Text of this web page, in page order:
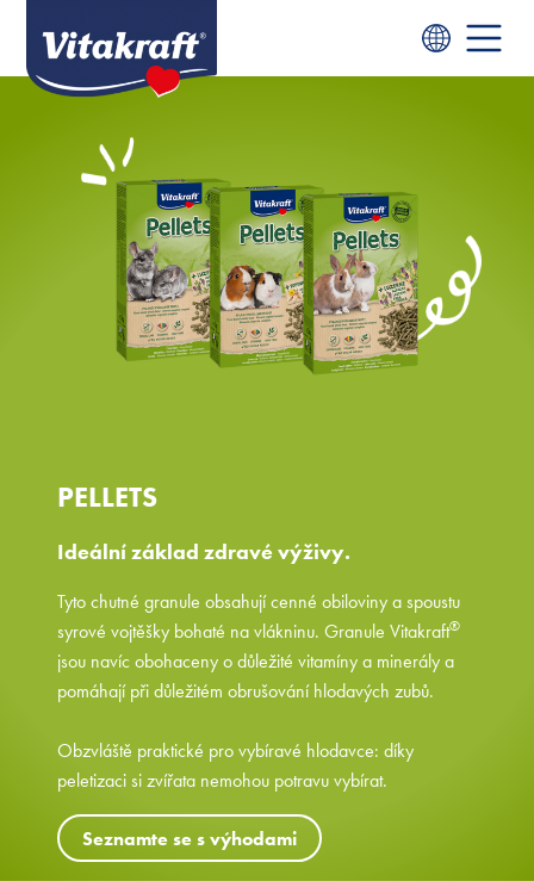
PELLETS
Ideální základ zdravé výživy.
Tyto chutné granule obsahují cenné obiloviny a spoustu
syrové vojtěšky bohaté na vlákninu. Granule Vitakraft®
jsou navíc obohaceny o důležité vitamíny a minerály a
pomáhají při důležitém obrušování hlodavých zubů.
Obzvláště praktické pro vybíravé hlodavce: díky
peletizaci si zvířata nemohou potravu vybírat.
Seznamte se s výhodami